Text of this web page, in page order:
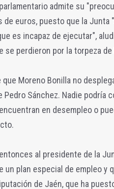
admite su
de euros, puesto que la Junta
es incapaz de ejecutar",
se perdieron por la torpeza de
que Moreno Bonilla no
Pedro Sánchez. Nadie podría
en desempleo o
al presidente de la
un plan especial de empleo y
de Jaén, que ha